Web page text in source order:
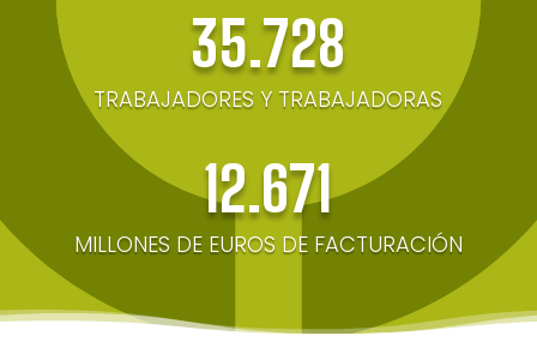
35.728
TRABAJADORES Y TRABAJADORAS
12.671
MILLONES DE EUROS DE FACTURACIÓN